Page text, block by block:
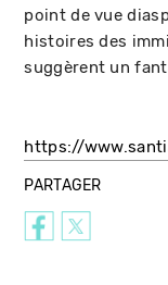
point de vue
histoires des
suggèrent un
https://
PARTAGER